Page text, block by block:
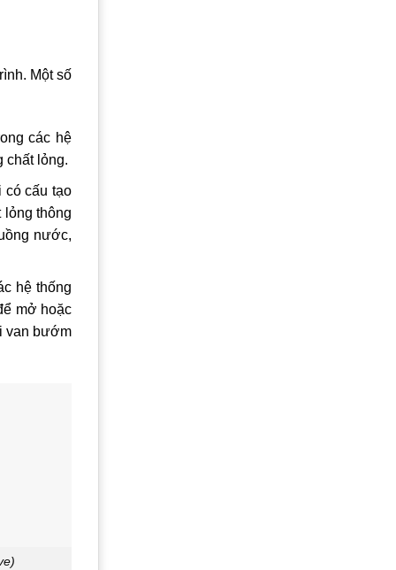
Một số
các hệ
chất lỏng.
có cấu tạo
lỏng thông
nước,
hệ thống
mở hoặc
van bướm